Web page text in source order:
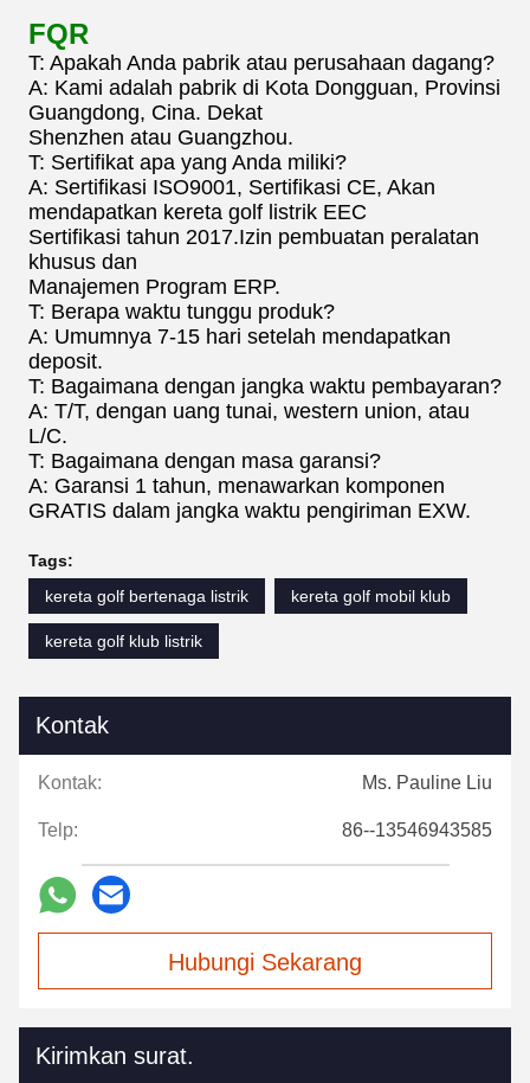
FQR
T: Apakah Anda pabrik atau perusahaan dagang?
A: Kami adalah pabrik di Kota Dongguan, Provinsi
Guangdong, Cina. Dekat
Shenzhen atau Guangzhou.
T: Sertifikat apa yang Anda miliki?
A: Sertifikasi ISO9001, Sertifikasi CE, Akan
mendapatkan kereta golf listrik EEC
Sertifikasi tahun 2017.Izin pembuatan peralatan
khusus dan
Manajemen Program ERP.
T: Berapa waktu tunggu produk?
A: Umumnya 7-15 hari setelah mendapatkan
deposit.
T: Bagaimana dengan jangka waktu pembayaran?
A: T/T, dengan uang tunai, western union, atau
L/C.
T: Bagaimana dengan masa garansi?
A: Garansi 1 tahun, menawarkan komponen
GRATIS dalam jangka waktu pengiriman EXW.
Tags:
kereta golf bertenaga listrik
kereta golf mobil klub
kereta golf klub listrik
Kontak
Kontak: Ms. Pauline Liu
Telp: 86--13546943585
Hubungi Sekarang
Kirimkan surat.